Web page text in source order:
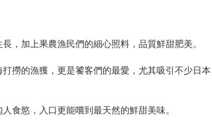
，加上果農漁民們的細心照料，品質鮮甜肥美。
撈的漁獲，更是饕客們的最愛，尤其吸引不少日
食慾，入口更能嚐到最天然的鮮甜美味。